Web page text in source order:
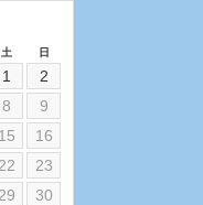
土 日
1
2
8
9
15
16
22
23
29
30